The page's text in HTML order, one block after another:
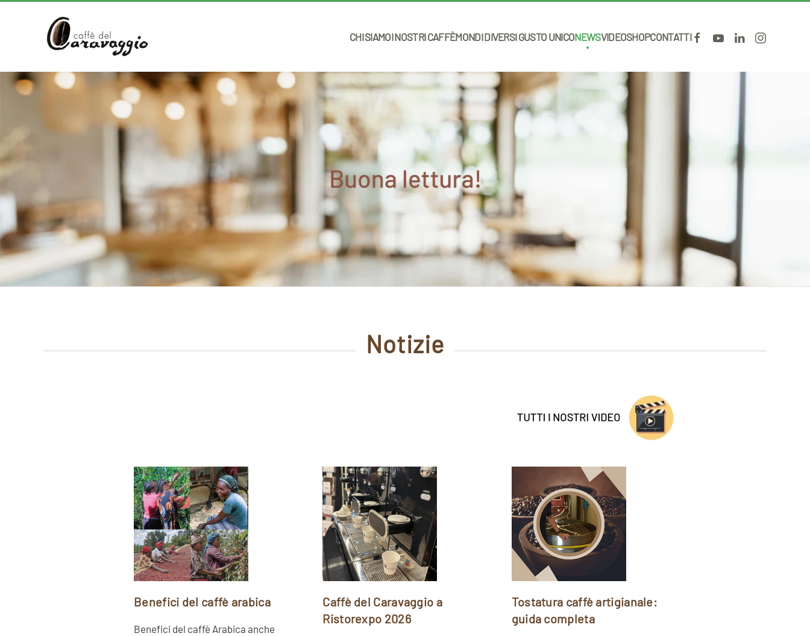
Skip to main content CHI SIAMOI NOSTRI CAFFÈMONDI DIVERSI GUSTO UNICONEWSVIDEOSHOPCONTATTI
Notizie
Benefici del caffè arabica
Benefici del caffè Arabica anche
Caffè del Caravaggio a
Ristorexpo 2026
Tostatura caffè artigianale:
guida completa